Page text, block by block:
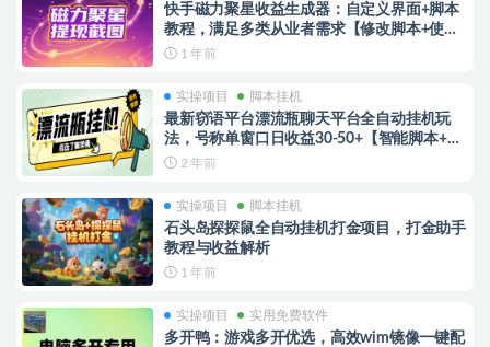
快手磁力聚星收益生成器：自定义界面+脚本
教程，满足多类从业者需求【修改脚本+使用
教程】
1 年前
实操项目 脚本挂机
最新窃语平台漂流瓶聊天平台全自动挂机玩
法，号称单窗口日收益30-50+【智能脚本+使
用教程】
2 年前
实操项目 脚本挂机
石头岛探探鼠全自动挂机打金项目，打金助手
教程与收益解析
1 年前
实操项目 实用免费软件
多开鸭：游戏多开优选，高效wim镜像一键配